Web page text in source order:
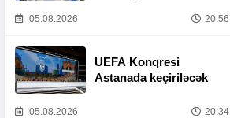
Təşkilat Komitəsinin
05.08.2026 20:56
UEFA Konqresi
Astanada keçiriləcək
05.08.2026 20:34